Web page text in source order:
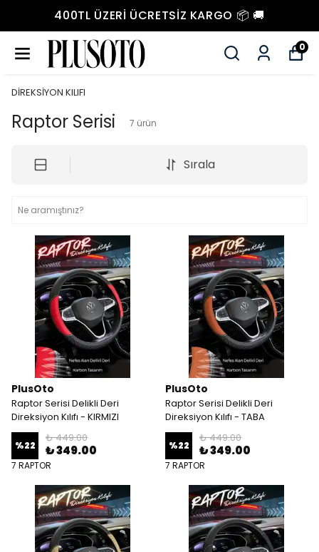
400TL ÜZERI ÜCRETSIZ KARGO 📦 🚚
0
DİREKSİYON KILIFI
Raptor Serisi 7 ürün
Sırala
PlusOto
Raptor Serisi Delikli Deri
Direksiyon Kılıfı - KIRMIZI
%22
₺ 449.00
₺ 349.00
7 RAPTOR
PlusOto
Raptor Serisi Delikli Deri
Direksiyon Kılıfı - TABA
%22
₺ 449.00
₺ 349.00
7 RAPTOR